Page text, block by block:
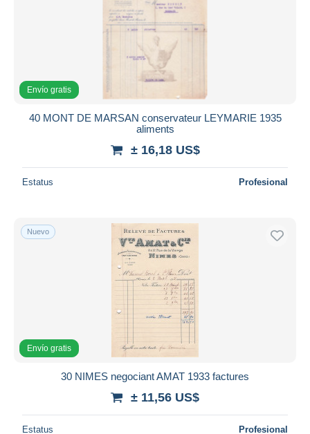
Envío gratis
40 MONT DE MARSAN conservateur LEYMARIE 1935
aliments
± 16,18 US$
Estatus Profesional
Nuevo
Envío gratis
30 NIMES negociant AMAT 1933 factures
± 11,56 US$
Estatus Profesional